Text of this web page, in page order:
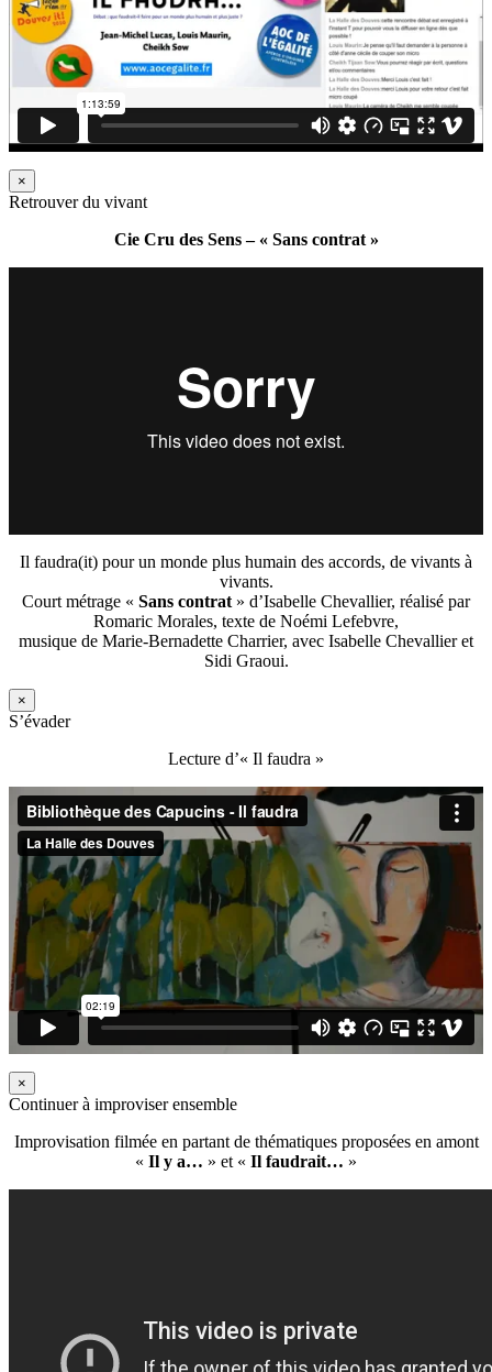
×
Retrouver du vivant
Cie Cru des Sens – « Sans contrat »
Il faudra(it) pour un monde plus humain des accords, de vivants à
vivants.
Court métrage « Sans contrat » d’Isabelle Chevallier, réalisé par
Romaric Morales, texte de Noémi Lefebvre,
musique de Marie-Bernadette Charrier, avec Isabelle Chevallier et
Sidi Graoui.
×
S’évader
Lecture d’« Il faudra »
×
Continuer à improviser ensemble
Improvisation filmée en partant de thématiques proposées en amont
« Il y a… » et « Il faudrait… »